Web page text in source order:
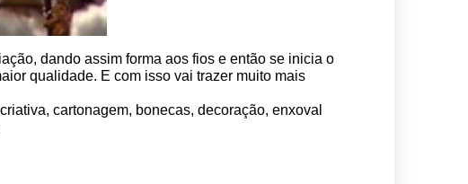
dando assim forma aos fios e então se inicia o
qualidade. E com isso vai trazer muito mais
cartonagem, bonecas, decoração, enxoval